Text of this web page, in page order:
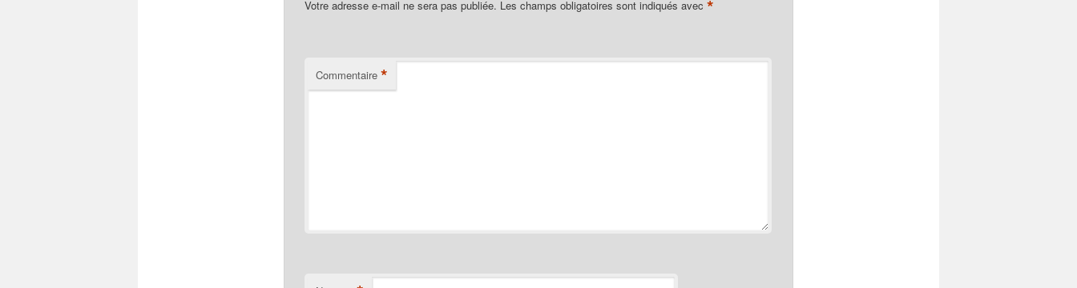
Votre adresse e-mail ne sera pas publiée. Les champs obligatoires sont indiqués avec *
Commentaire *